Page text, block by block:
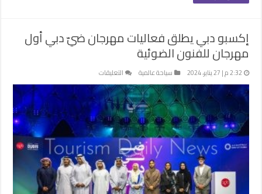
إكسبو دبي يطلق فعاليات مهرجان ضيّ دبي أول
مهرجان للفنون الضوئية
2:32 م | 27 يناير، 2024 سياحة عالمية التعليقات
إكسبو
دبي
يطلق
فعاليات
مهرجان
ضيّ
دبي
أول
مهرجان
للفنون